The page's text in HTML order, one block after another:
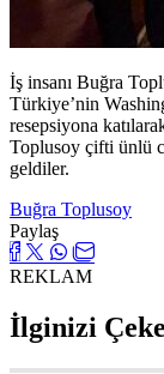
İş insanı Buğra
Türkiye’nin
resepsiyona
Toplusoy çifti ünlü
geldiler.
Buğra Toplusoy
Paylaş
REKLAM
İlginizi